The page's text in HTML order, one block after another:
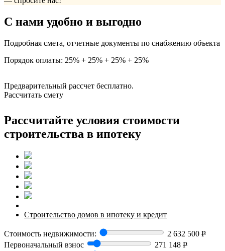
С нами удобно и выгодно
Подробная смета, отчетные документы по снабжению объекта
Порядок оплаты: 25% + 25% + 25% + 25%
Предварительный рассчет бесплатно.
Рассчитать смету
Рассчитайте условия стоимости
строительства в ипотеку
Строительство домов в ипотеку и кредит
Стоимость недвижимости: 2 632 500 Р
Первоначальный взнос
271 148 Р